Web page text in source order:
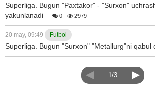
Superliga. Bugun "Paxtakor" - "Surxon"
yakunlanadi
0 2979
20 may, 09:49 Futbol
Superliga. Bugun "Surxon" "Metallurg"ni qabul
1/3